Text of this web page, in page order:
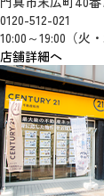
0120-512-021
10:00～19:00（火
店舗詳細へ